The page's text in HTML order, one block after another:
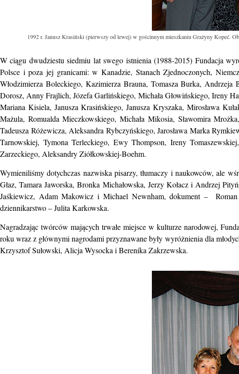
1992 r. Janusz Krasiński (pierwszy od lewej) w gościnnym mieszkaniu Grażyny Kopeć.
W ciągu dwudziestu siedmiu lat swego istnienia (1988-2015) Fundacja
Polsce i poza jej granicami: w Kanadzie, Stanach Zjednoczonych,
Włodzimierza Boleckiego, Kazimierza Brauna, Tomasza Burka,
Dorosz, Anny Frajlich, Józefa Garlińskiego, Michała Głowińskiego, Ireny
Mariana Kisiela, Janusza Krasińskiego, Janusza Kryszaka, Mirosława
Mażula, Romualda Mieczkowskiego, Michała Mikosia, Sławomira
Tadeusza Różewicza, Aleksandra Rybczyńskiego, Jarosława Marka
Tarnowskiej, Tymona Terleckiego, Ewy Thompson, Ireny
Zarzeckiego, Aleksandry Ziółkowskiej-Boehm.
Wymieniliśmy dotychczas nazwiska pisarzy, tłumaczy i naukowców, ale
Głaz, Tamara Jaworska, Bronka Michałowska, Jerzy Kołacz i Andrzej
Jaśkiewicz, Adam Makowicz i Michael Newnham, dokument –
dziennikarstwo – Julita Karkowska.
Nagradzając twórców mających trwałe miejsce w kulturze narodowej,
roku wraz z głównymi nagrodami przyznawane były wyróżnienia dla
Krzysztof Sułowski, Alicja Wysocka i Berenika Zakrzewska.